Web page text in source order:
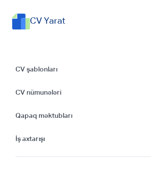
CV Yarat
CV şablonları
CV nümunələri
Qapaq məktubları
İş axtarışı
Yeraltı Qazma
Mütəxəssisi
CV
Nümunələr